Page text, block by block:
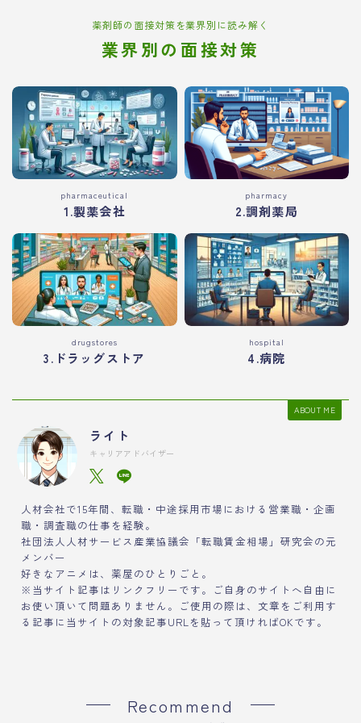
薬剤師の面接対策を業界別に読み解く
業界別の面接対策
pharmaceutical
1.製薬会社
pharmacy
2.調剤薬局
drugstores
3.ドラッグストア
hospital
4.病院
ABOUT ME
ライト
キャリアアドバイザー
人材会社で15年間、転職・中途採用市場における営業職・企画
職・調査職の仕事を経験。
社団法人人材サービス産業協議会「転職賃金相場」研究会の元
メンバー
好きなアニメは、薬屋のひとりごと。
※当サイト記事はリンクフリーです。ご自身のサイトへ自由に
お使い頂いて問題ありません。ご使用の際は、文章をご利用す
る記事に当サイトの対象記事URLを貼って頂ければOKです。
Recommend